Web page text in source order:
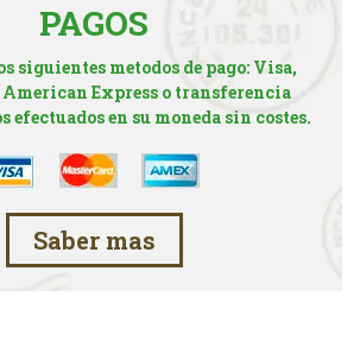
PAGOS
siguientes metodos de pago: Visa,
Express o transferencia
efectuados en su moneda sin costes.
Saber mas